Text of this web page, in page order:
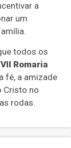
a
um
todos os
VII Romaria
fé, a amizade
Cristo no
rodas.